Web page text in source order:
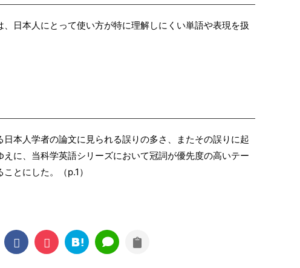
日本人にとって使い方が特に理解しにくい単語や表現を扱
本人学者の論文に見られる誤りの多さ、またその誤りに起
に、当科学英語シリーズにおいて冠詞が優先度の高いテー
とにした。（p.1）